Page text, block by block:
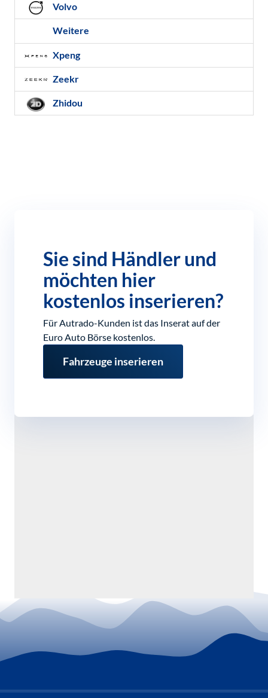
Volvo
Weitere
Xpeng
Zeekr
Zhidou
Sie sind Händler und
möchten hier
kostenlos inserieren?
Für Autrado-Kunden ist das Inserat auf der
Euro Auto Börse kostenlos.
Fahrzeuge inserieren